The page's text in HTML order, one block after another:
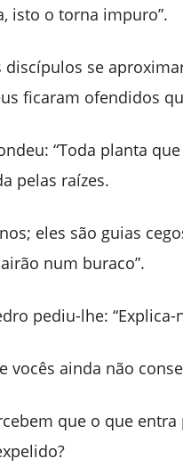
isto o torna impuro”.
discípulos se
ficaram ofendidos
“Toda planta
pelas raízes.
eles são guias
num buraco”.
pediu-lhe: “Explica-
vocês ainda não
que o que